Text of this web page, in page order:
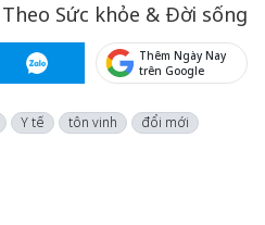
Theo Sức khỏe & Đời sống
Thêm Ngày Nay
trên Google
Y tế tôn vinh
đổi mới